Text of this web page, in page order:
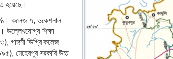
হয়েছে।
কলেজ ৭, ভকেশনাল
উল্লেখযোগ্য শিক্ষা
গাঙ্গনী ডিগ্রি কলেজ
মেহেরপুর সরকারি উচ্চ